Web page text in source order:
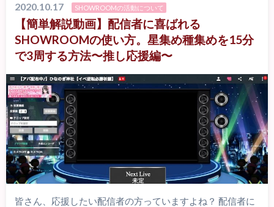
2020.10.17 SHOWROOMの活動について
【簡単解説動画】配信者に喜ばれる
SHOWROOMの使い方。星集め種集めを15分
で3周する方法〜推し応援編〜
皆さん、応援したい配信者の方っていますよね？ 配信者に